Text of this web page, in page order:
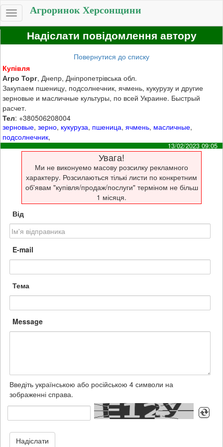
Toggle
navigation
Агроринок Херсонщини
Надіслати повідомлення автору
Повернутися до списку
Купівля
Агро Торг, Днепр, Дніпропетрівська обл.
Закупаем пшеницу, подсолнечник, ячмень, кукурузу и другие
зерновые и масличные культуры, по всей Украине. Быстрый
расчет.
Тел: +380506208004
зерновые,зерно, кукуруза, пшеница,ячмень, масличные,
подсолнечник,
13/02/2023 09:05
Увага!
Ми не виконуемо масову розсилку рекламного
характеру. Розсилаються тількі листи по конкретним
об'явам "купівля/продаж/послуги" терміном не більш
1 місяця.
Від
E-mail
Тема
Message
Введіть українською або російською 4 символи на
зображенні справа.
Надіслати